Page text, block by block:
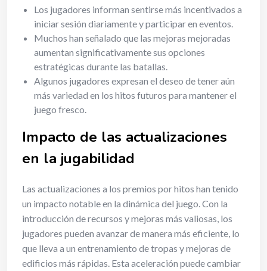
Los jugadores informan sentirse más incentivados a
iniciar sesión diariamente y participar en eventos.
Muchos han señalado que las mejoras mejoradas
aumentan significativamente sus opciones
estratégicas durante las batallas.
Algunos jugadores expresan el deseo de tener aún
más variedad en los hitos futuros para mantener el
juego fresco.
Impacto de las actualizaciones
en la jugabilidad
Las actualizaciones a los premios por hitos han tenido
un impacto notable en la dinámica del juego. Con la
introducción de recursos y mejoras más valiosas, los
jugadores pueden avanzar de manera más eficiente, lo
que lleva a un entrenamiento de tropas y mejoras de
edificios más rápidas. Esta aceleración puede cambiar